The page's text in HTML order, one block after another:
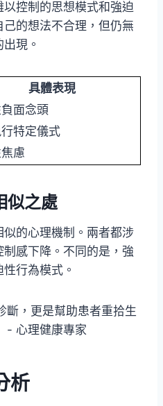
控制的思想模式和強迫
的想法不合理，但仍無
現。
具體表現
面念頭
特定儀式
慮
似之處
的心理機制。兩者都涉
感下降。不同的是，強
行為模式。
斷，更是幫助患者重拾生
- 心理健康專家
析